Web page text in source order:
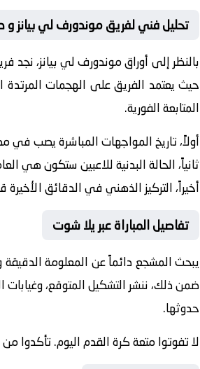
تحليل فني لفريق موندورف لي بيانز و
بالنظر إلى أوراقموندورف لي بيانز، نجد
حيث يعتمد الفريق على الهجمات المرتدة
المتابعة الفورية.
أولاً، تاريخ المواجهات المباشرة يصب في
ثانياً، الحالة البدنية للاعبين ستكون هي
أخيراً، التركيز الذهني في الدقائق
تفاصيل المباراة عبر يلا شوت
يبحث المشجع دائماً عن المعلومة
ضمن ذلك، ننشر التشكيل المتوقع، وغيابات
حدوثها.
لا تفوتوا متعة كرة القدم اليوم. تأكدوا